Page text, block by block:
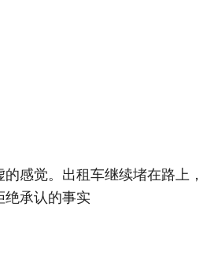
感觉。出租车继续堵在路上
承认的事实